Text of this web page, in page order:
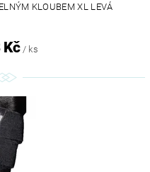
KLOUBEM XL LEVÁ
Kč / ks